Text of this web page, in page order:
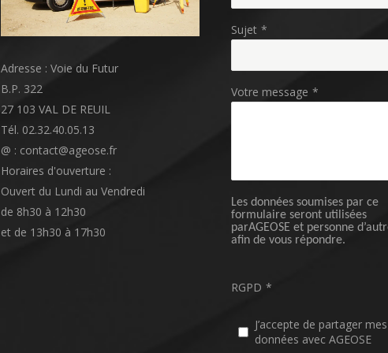
Adresse : Voie du Futur
B.P. 322
27 103 VAL DE REUIL
Tél. 02.32.40.05.13
@ : contact@ageose.fr
Horaires d'ouverture :
Ouvert du Lundi au Vendredi
de 8h30 à 12h30
et de 13h30 à 17h30
Sujet *
Votre message *
Les données soumises par ce
formulaire seront utilisées
parAGEOSE et personne
afin de vous répondre.
RGPD *
J’accepte de partager mes
données avec AGEOSE